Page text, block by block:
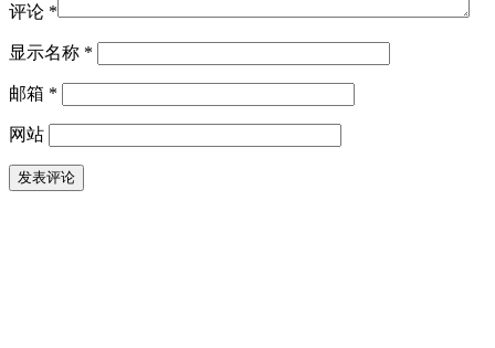
评论 *
显示名称 *
邮箱 *
网站